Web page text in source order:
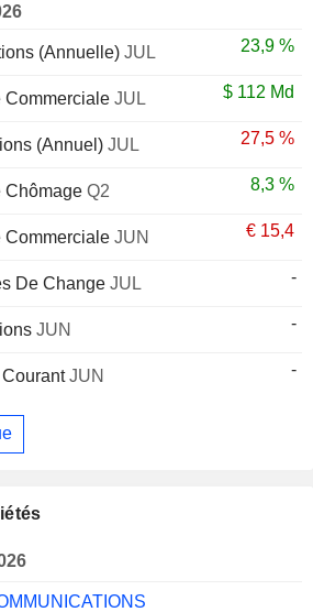
(Annuelle) JUL 23,9 %
Commerciale JUL $ 112 Md
(Annuel) JUL 27,5 %
Chômage Q2 8,3 %
Commerciale JUN € 15,4
De Change JUL -
JUN -
JUN -